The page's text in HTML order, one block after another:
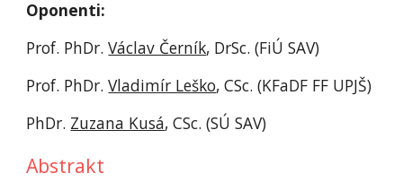
Oponenti:
Prof. PhDr. Václav Černík, DrSc. (FiÚ SAV)
Prof. PhDr. Vladimír Leško, CSc. (KFaDF FF UPJŠ)
PhDr. Zuzana Kusá, CSc. (SÚ SAV)
Abstrakt